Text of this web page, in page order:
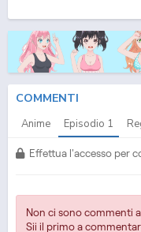
SUB ITA - The Journey of Elaina
Journey of Elaina Download
Journey of Elaina Download ITA
ITA - The Journey of Elaina
SUB ITA - The Journey of Elaina
Sottotitoli Italiani - Lista Episodi
Episodio
ITA - The Journey of
Elaina Streaming Episodio1
- The Journey of Elaina Download
COMMENTI
Anime Episodio 1
Effettua l'accesso per
Non ci sono commenti
Sii il primo a